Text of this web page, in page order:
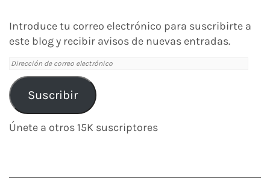
Introduce tu correo electrónico para suscribirte a
este blog y recibir avisos de nuevas entradas.
Dirección
de
correo
electrónico
Suscribir
Únete a otros 15K suscriptores